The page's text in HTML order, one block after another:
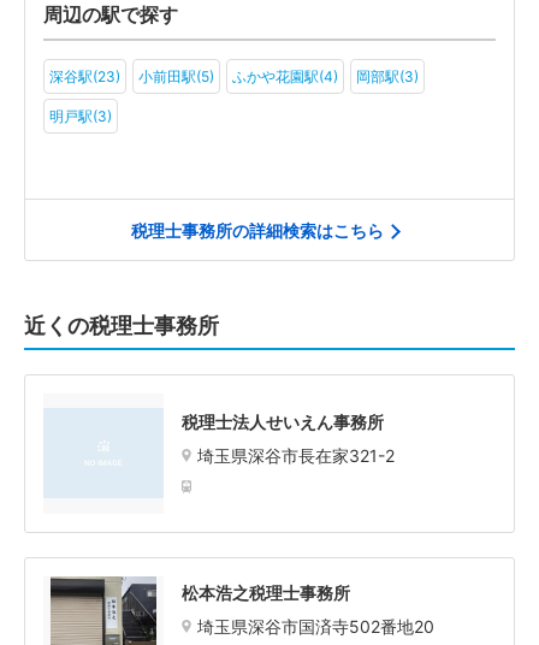
周辺の駅で探す
深谷駅(23) 小前田駅(5) ふかや花園駅(4) 岡部駅(3)
明戸駅(3)
税理士事務所の詳細検索はこちら
近くの税理士事務所
税理士法人せいえん事務所
埼玉県深谷市長在家321-2
松本浩之税理士事務所
埼玉県深谷市国済寺502番地20